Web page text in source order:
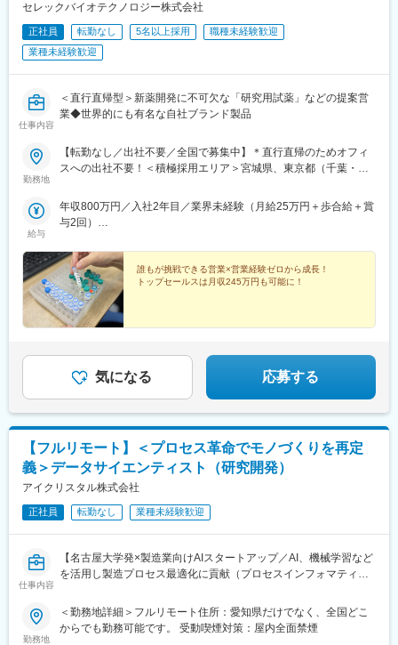
セレックバイオテクノロジー株式会社
正社員 転勤なし 5名以上採用
職種未経験歓迎
業種未経験歓迎
仕事内容
＜直行直帰型＞新薬開発に不可欠な「研究用試薬」などの提案営
業◆世界的にも有名な自社ブランド製品
勤務地
【転勤なし／出社不要／全国で募集中】＊直行直帰のためオフィ
スへの出社不要！＜積極採用エリア＞宮城県、東京都（千葉・埼
給与
年収800万円／入社2年目／業界未経験（月給25万円＋歩合給＋賞
与2回）
賞与2回）
誰もが挑戦できる営業×営業経験ゼロから成長！
トップセールスは月収245万円も可能に！
気になる 応募する
【フルリモート】＜プロセス革命でモノづくりを再定
義＞データサイエンティスト（研究開発）
アイクリスタル株式会社
正社員 転勤なし 業種未経験歓迎
仕事内容
【名古屋大学発×製造業向けAIスタートアップ／AI、機械学習など
を活用し製造プロセス最適化に貢献（プロセスインフォマティク
■業務内容
機械学習や統計学、数理最適化を駆使して製造業における課題解
勤務地
＜勤務地詳細＞フルリモート住所：愛知県だけでなく、全国どこ
からでも勤務可能です。 受動喫煙対策：屋内全面禁煙